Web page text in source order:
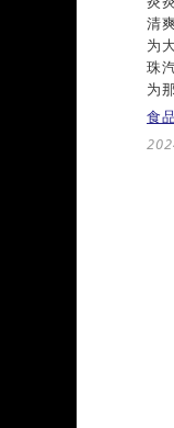
清
为
珠
为
食品